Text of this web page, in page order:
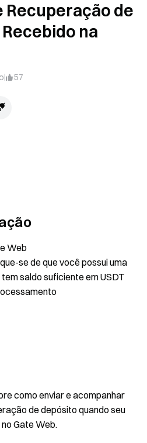
Recuperação de
na
57
Web
se de que você possui uma
saldo suficiente em USDT
como enviar e acompanhar
de depósito quando seu
Gate Web.